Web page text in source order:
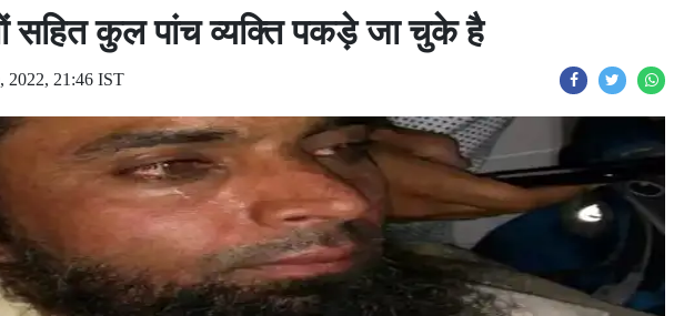
सहित कुल पांच व्यक्ति पकड़े जा चुके है
2022, 21:46 IST